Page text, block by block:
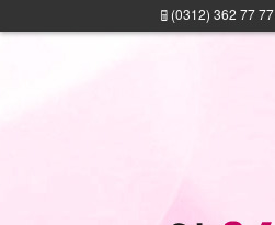
(0312) 362 77 77